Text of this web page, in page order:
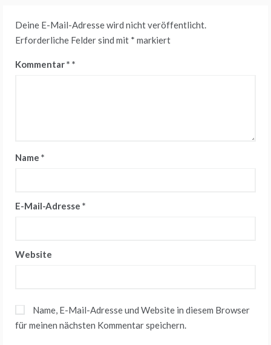
Deine E-Mail-Adresse wird nicht veröffentlicht.
Erforderliche Felder sind mit * markiert
Kommentar*
Name *
E-Mail-Adresse *
Website
Name, E-Mail-Adresse und Website in diesem Browser
für meinen nächsten Kommentar speichern.